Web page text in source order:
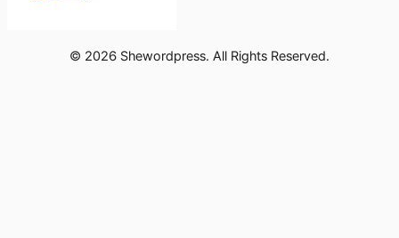
© 2026 Shewordpress. All Rights Reserved.